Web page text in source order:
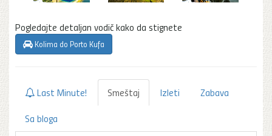
Pogledajte detaljan vodič kako da stignete
Kolima do Porto Kufa
Last Minute! Smeštaj Izleti
Zabava
Sa bloga